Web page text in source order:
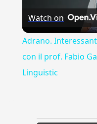
Watch on
Adrano.
con il prof. Fabio
Linguistic